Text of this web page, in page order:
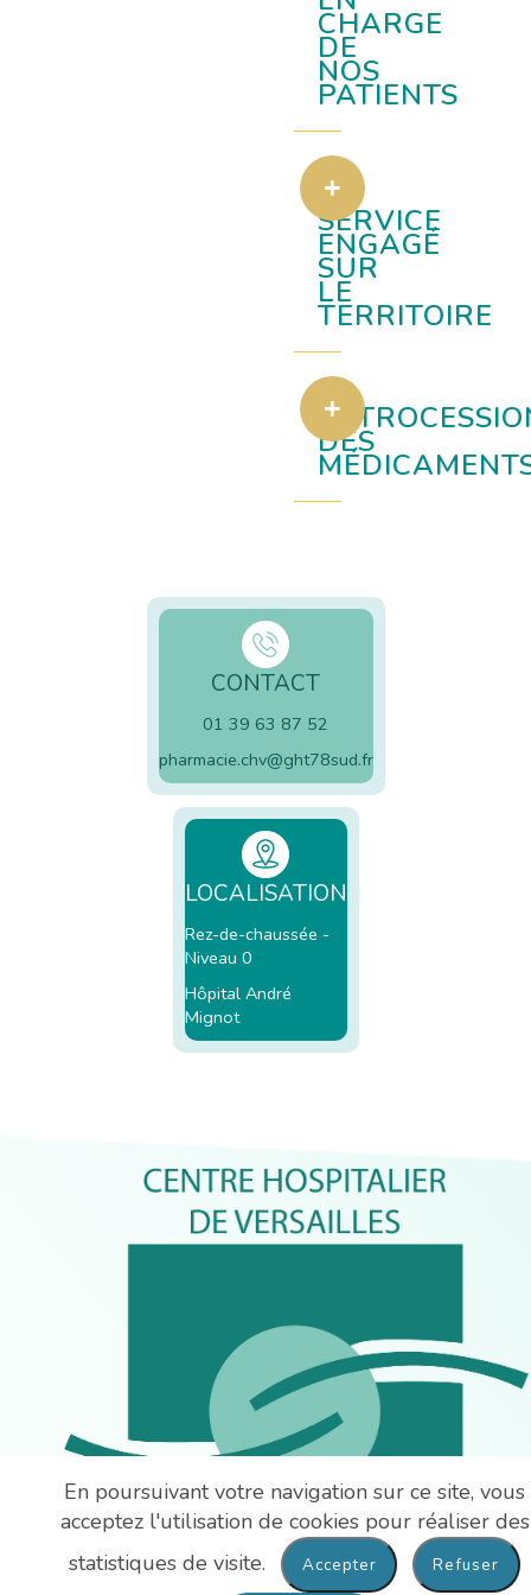
CHARGE
DE
NOS
PATIENTS
UN
SERVICE
ENGAGÉ
SUR
LE
TERRITOIRE
DES
CONTACT
01 39 63 87 52
pharmacie.chv@ght78sud.fr
LOCALISATION
Rez-de-chaussée -
Niveau 0
Hôpital André
Mignot
En poursuivant votre navigation sur ce site, vous
acceptez l'utilisation de cookies pour réaliser des
statistiques de visite.